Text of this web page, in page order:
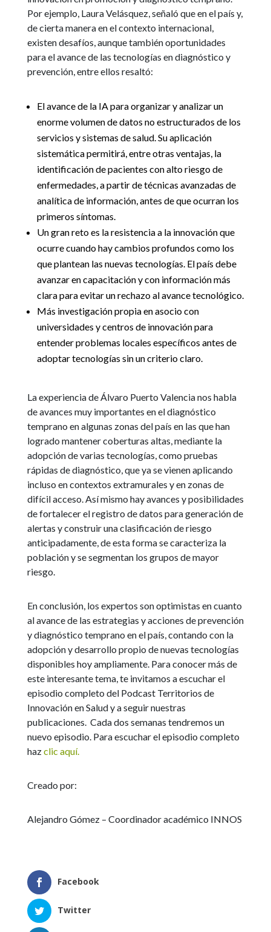
Por ejemplo, Laura Velásquez, señaló que en el país y,
de cierta manera en el contexto internacional,
existen desafíos, aunque también oportunidades
para el avance de las tecnologías en diagnóstico y
prevención, entre ellos resaltó:
El avance de la IA para organizar y analizar un
enorme volumen de datos no estructurados de los
servicios y sistemas de salud. Su aplicación
sistemática permitirá, entre otras ventajas, la
identificación de pacientes con alto riesgo de
enfermedades, a partir de técnicas avanzadas de
analítica de información, antes de que ocurran los
primeros síntomas.
Un gran reto es la resistencia a la innovación que
ocurre cuando hay cambios profundos como los
que plantean las nuevas tecnologías. El país debe
avanzar en capacitación y con información más
clara para evitar un rechazo al avance tecnológico.
Más investigación propia en asocio con
universidades y centros de innovación para
entender problemas locales específicos antes de
adoptar tecnologías sin un criterio claro.
La experiencia de Álvaro Puerto Valencia nos habla
de avances muy importantes en el diagnóstico
temprano en algunas zonas del país en las que han
logrado mantener coberturas altas, mediante la
adopción de varias tecnologías, como pruebas
rápidas de diagnóstico, que ya se vienen aplicando
incluso en contextos extramurales y en zonas de
difícil acceso. Así mismo hay avances y posibilidades
de fortalecer el registro de datos para generación de
alertas y construir una clasificación de riesgo
anticipadamente, de esta forma se caracteriza la
población y se segmentan los grupos de mayor
riesgo.
En conclusión, los expertos son optimistas en cuanto
al avance de las estrategias y acciones de prevención
y diagnóstico temprano en el país, contando con la
adopción y desarrollo propio de nuevas tecnologías
disponibles hoy ampliamente. Para conocer más de
este interesante tema, te invitamos a escuchar el
episodio completo del Podcast Territorios de
Innovación en Salud y a seguir nuestras
publicaciones. Cada dos semanas tendremos un
nuevo episodio. Para escuchar el episodio completo
hazclic aquí.
Creado por:
Alejandro Gómez – Coordinador académico INNOS
Facebook
Twitter